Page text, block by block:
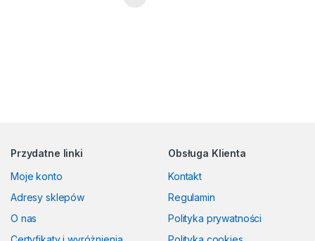
Przydatne linki
Moje konto
Adresy sklepów
O nas
Obsługa Klienta
Kontakt
Regulamin
Polityka prywatności